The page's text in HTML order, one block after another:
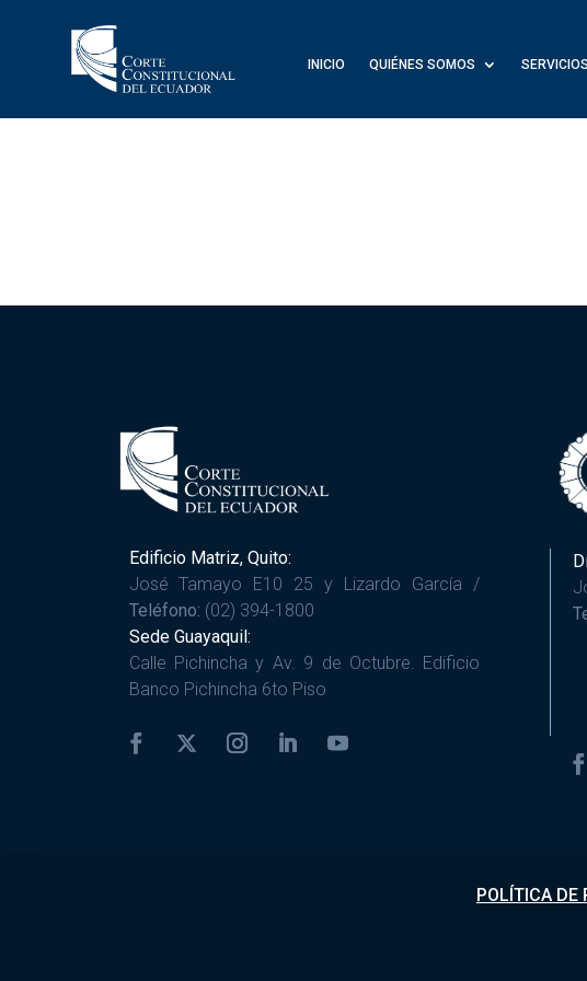
INICIO QUIÉNES SOMOS
Edificio Matriz, Quito:
José Tamayo E10 25 y Lizardo García /
Teléfono: (02) 394-1800
Sede Guayaquil:
Calle Pichincha y Av. 9 de Octubre. Edificio
Banco Pichincha 6to Piso
POLÍTICA DE